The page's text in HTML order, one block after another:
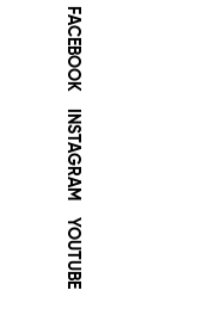
FACEBOOK
INSTAGRAM
YOUTUBE